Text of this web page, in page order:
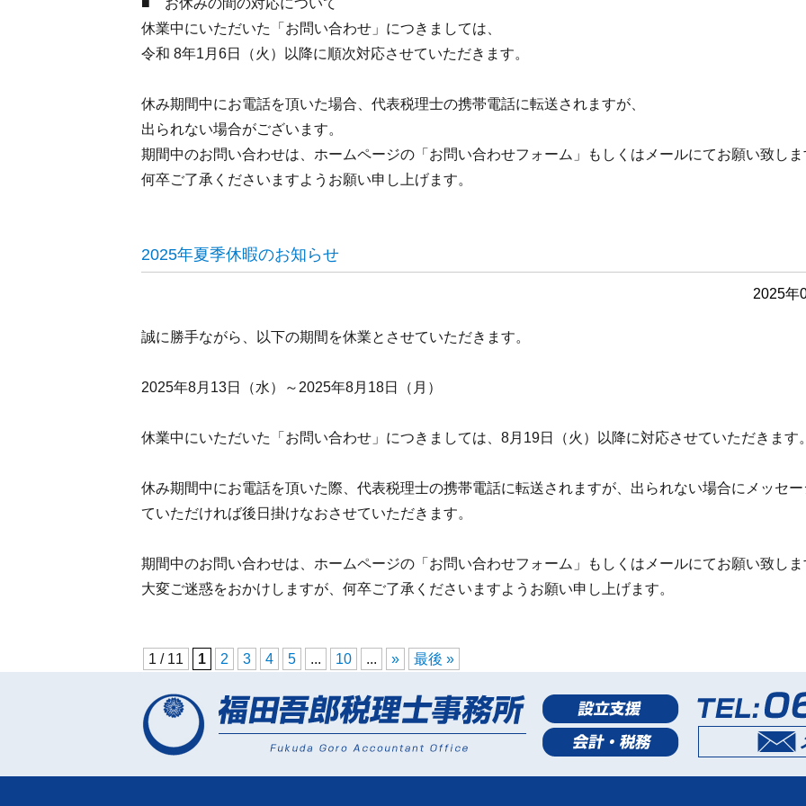
■ お休みの間の対応について
休業中にいただいた「お問い合わせ」につきましては、
令和 8年1月6日（火）以降に順次対応させていただきます。
休み期間中にお電話を頂いた場合、代表税理士の携帯電話に転送されますが、
出られない場合がございます。
期間中のお問い合わせは、ホームページの「お問い合わせフォーム」もしくはメールにてお願い致しま
何卒ご了承くださいますようお願い申し上げます。
2025年夏季休暇のお知らせ
2025年
誠に勝手ながら、以下の期間を休業とさせていただきます。
2025年8月13日（水）～2025年8月18日（月）
休業中にいただいた「お問い合わせ」につきましては、8月19日（火）以降に対応させていただきます。
休み期間中にお電話を頂いた際、代表税理士の携帯電話に転送されますが、出られない場合にメッセー
ていただければ後日掛けなおさせていただきます。
期間中のお問い合わせは、ホームページの「お問い合わせフォーム」もしくはメールにてお願い致しま
大変ご迷惑をおかけしますが、何卒ご了承くださいますようお願い申し上げます。
1 / 11 1 2 3 4 5 ... 10 ... » 最後 »